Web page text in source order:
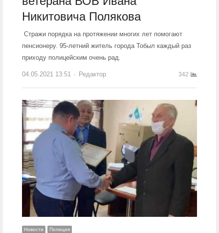
Никитовича Полякова
Стражи порядка на протяжении многих лет помогают
пенсионеру. 95-летний житель города Тобыл каждый раз
приходу полицейским очень рад.
04.05.2021 13:51 Author
Редактор 342
Новости Полиция